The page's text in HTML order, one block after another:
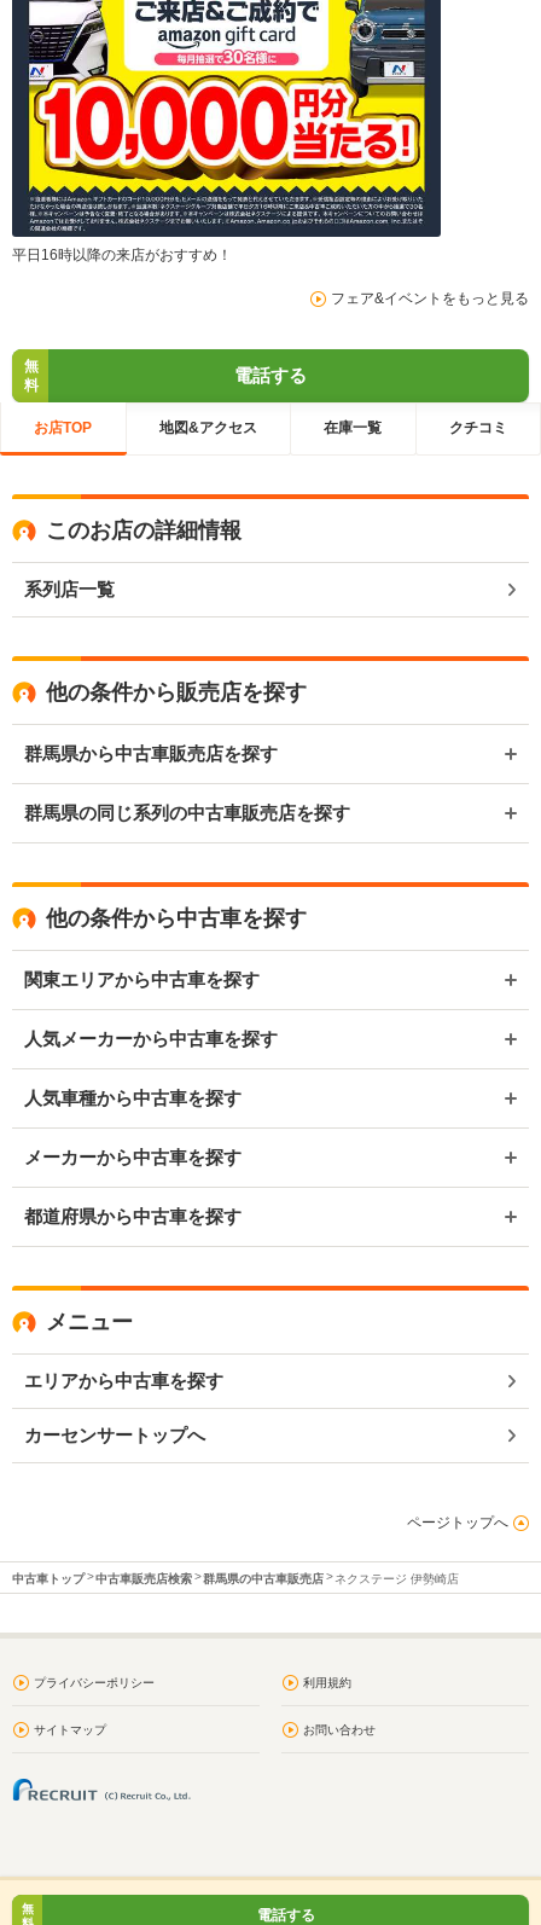
平日16時以降の来店がおすすめ！
フェア&イベントをもっと見る
無
料
電話する
お店TOP 地図&アクセス 在庫一覧 クチコミ
このお店の詳細情報
系列店一覧
他の条件から販売店を探す
群馬県から中古車販売店を探す
群馬県の同じ系列の中古車販売店を探す
他の条件から中古車を探す
関東エリアから中古車を探す
人気メーカーから中古車を探す
人気車種から中古車を探す
メーカーから中古車を探す
都道府県から中古車を探す
メニュー
エリアから中古車を探す
カーセンサートップへ
ページトップへ
中古車トップ 中古車販売店検索 群馬県の中古車販売店 ネクステージ 伊勢崎店
プライバシーポリシー 利用規約
サイトマップ お問い合わせ
無
電話する